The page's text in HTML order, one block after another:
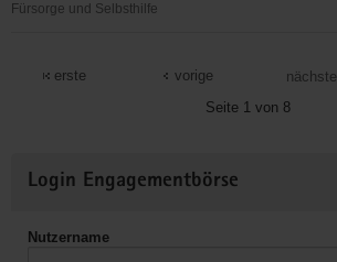
Fürsorge und Selbsthilfe
erste
vorige
Seite 1 von 8
nächste
Informationen
Login Engagementbörse
Nutzername